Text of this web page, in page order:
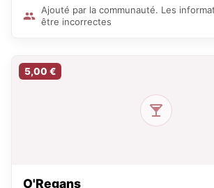
Ajouté par la communauté. Les
être incorrectes
5,00 €
O'Regans